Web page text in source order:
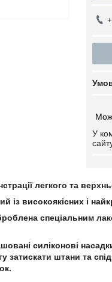
У
легкого та
із високоякісних і
спеціальним
силіконові
затискати штани та